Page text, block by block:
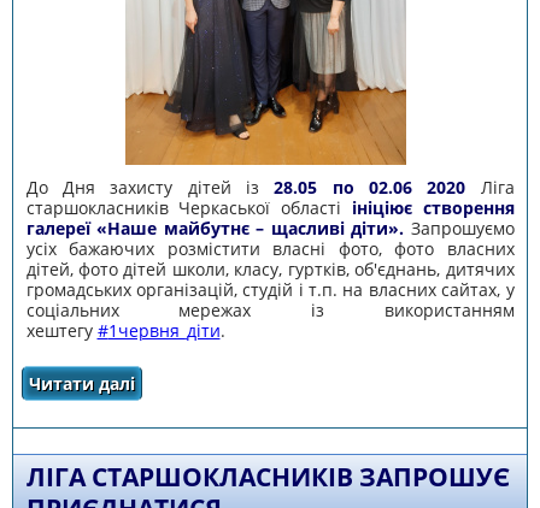
До Дня захисту дітей із28.05 по 02.06 2020 Ліга
старшокласників Черкаської області ініціює створення
галереї «Наше майбутнє – щасливі діти». Запрошуємо
усіх бажаючих розмістити власні фото, фото власних
дітей, фото дітей школи, класу, гуртків, об'єднань, дитячих
громадських організацій, студій і т.п. на власних сайтах, у
соціальних мережах із використанням
хештегу #1червня_діти.
Читати далі
ГАЛЕРЕЮ "НАШЕ МЙБУТНЄ - ЩАСЛИВІ ДІТИ"
ЛІГА СТАРШОКЛАСНИКІВ ЗАПРОШУЄ